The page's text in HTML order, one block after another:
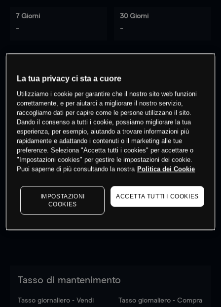
7 Giorni
-
30 Giorni
-
questo prodotto
Fai trading
dati di mercato
to see latest market data
Tasso di mantenimento
Tasso giornaliero - Vendi Tasso giornaliero - Compra
La tua privacy ci sta a cuore
Utilizziamo i cookie per garantire che il nostro sito web funzioni
correttamente, e per aiutarci a migliorare il nostro servizio,
raccogliamo dati per capire come le persone utilizzano il sito.
Dando il consenso a tutti i cookie, possiamo migliorare la tua
esperienza, per esempio, aiutando a trovare informazioni più
rapidamente e adattando i contenuti o il marketing alle tue
preferenze. Seleziona "Accetta tutti i cookies" per accettare o
"Impostazioni cookies" per gestire le impostazioni dei cookie.
Puoi saperne di più consultando la nostra Politica dei Cookie
IMPOSTAZIONI
COOKIES
ACCETTA TUTTI I COOKIES